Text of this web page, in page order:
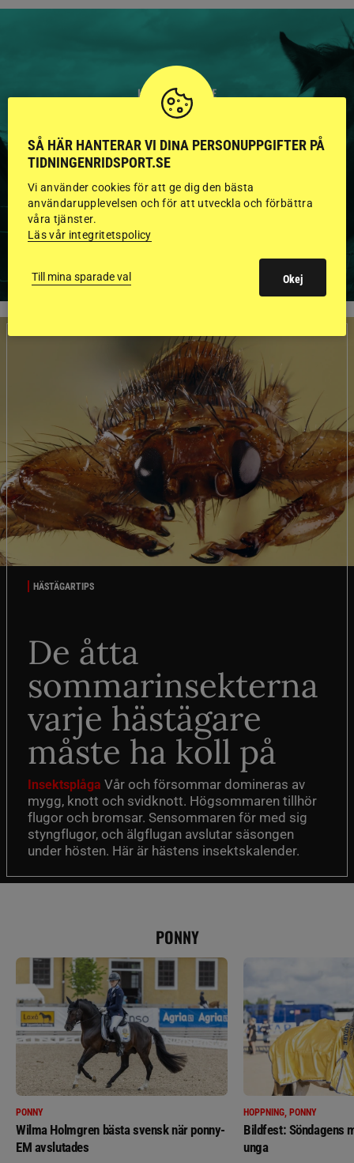
HINGSTAR ONLINE
GODKÄNDA HINGSTAR I
FLERA KATEGORIER MED
BILDER OCH FAKTA
HÄSTÄGARTIPS
De åtta
sommarinsekterna
varje hästägare
måste ha koll på
Insektsplåga Vår och försommar domineras av
mygg, knott och svidknott. Högsommaren tillhör
flugor och bromsar. Sensommaren för med sig
styngflugor, och älgflugan avslutar säsongen
under hösten. Här är hästens insektskalender.
PONNY
PONNY
Wilma Holmgren bästa svensk när ponny-
EM avslutades
HOPPNING, PONNY
Bildfest: Söndagens
unga
SÅ HÄR HANTERAR VI DINA PERSONUPPGIFTER PÅ
TIDNINGENRIDSPORT.SE
Vi använder cookies för att ge dig den bästa
användarupplevelsen och för att utveckla och förbättra
våra tjänster.
Läs vår integritetspolicy
Till mina sparade val Okej